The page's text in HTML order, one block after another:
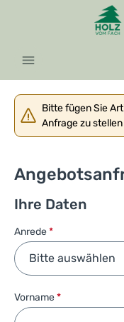
Zum Hauptinhalt
Bitte fügen Sie
Anfrage zu stellen
Ihre Daten
Anrede*
Vorname*